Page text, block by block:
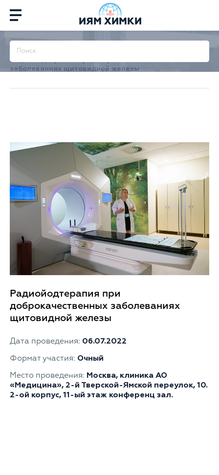
ИЯМ ХИМКИ
Главная
Радиойодтерапия при доброкачественных
заболеваниях щитовидной железы
Радиойодтерапия при
доброкачественных заболеваниях
щитовидной железы
Дата проведения: 06.07.2022
Формат участия: Очный
Место проведения: Москва, клиника АО
«Медицина», 2-й Тверской-Ямской переулок, 10.
2-ой корпус, 11-ый этаж конференц зал.